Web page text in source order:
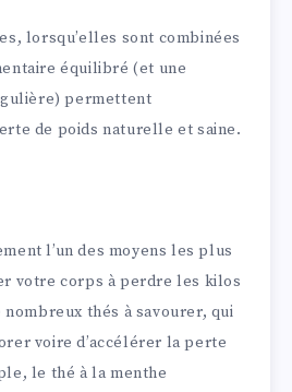
lorsqu’elles sont combinées
équilibré (et une
permettent
de poids naturelle et saine.
l’un des moyens les plus
votre corps à perdre les kilos
thés à savourer, qui
voire d’accélérer la perte
le thé à la menthe